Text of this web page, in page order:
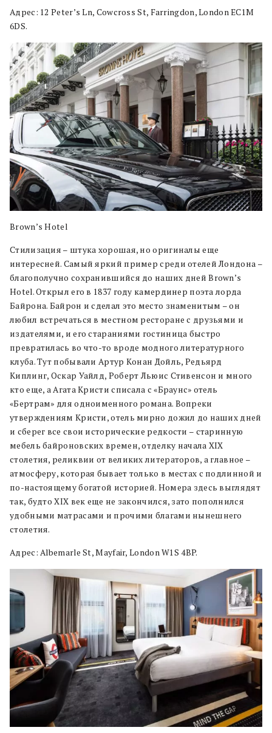
Адрес: 12 Peter’s Ln, Cowcross St, Farringdon, London EC1M
6DS.
Brown’s Hotel
Стилизация – штука хорошая, но оригиналы еще
интересней. Самый яркий пример среди отелей Лондона –
благополучно сохранившийся до наших дней Brown’s
Hotel. Открыл его в 1837 году камердинер поэта лорда
Байрона. Байрон и сделал это место знаменитым – он
любил встречаться в местном ресторане с друзьями и
издателями, и его стараниями гостиница быстро
превратилась во что-то вроде модного литературного
клуба. Тут побывали Артур Конан Дойль, Редьярд
Киплинг, Оскар Уайлд, Роберт Льюис Стивенсон и много
кто еще, а Агата Кристи списала с «Браунс» отель
«Бертрам» для одноименного романа. Вопреки
утверждениям Кристи, отель мирно дожил до наших дней
и сберег все свои исторические редкости – старинную
мебель байроновских времен, отделку начала XIX
столетия, реликвии от великих литераторов, а главное –
атмосферу, которая бывает только в местах с подлинной и
по-настоящему богатой историей. Номера здесь выглядят
так, будто XIX век еще не закончился, зато пополнился
удобными матрасами и прочими благами нынешнего
столетия.
Адрес: Albemarle St, Mayfair, London W1S 4BP.